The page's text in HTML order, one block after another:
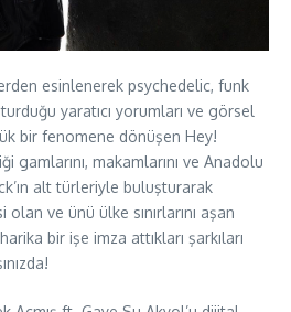
esinlenerek psychedelic, funk
yaratıcı yorumları ve görsel
bir fenomene dönüşen Hey!
gamlarını, makamlarını ve Anadolu
alt türleriyle buluşturarak
ve ünü ülke sınırlarını aşan
bir işe imza attıkları şarkıları